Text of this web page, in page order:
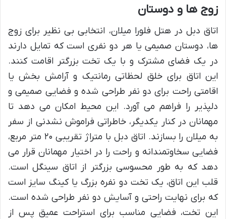
زوج ها و دوستان
اتاق دبل در هتل فلورا میلان، انتخابی بی نظیر برای زوج
ها، دوستان صمیمی یا هر دو نفری است که تمایل دارند
در یک فضای مشترک و با یک تخت بزرگتر اقامت کنند.
این اتاق برای خلق لحظاتی رمانتیک و آرامش بخش یا
اقامتی راحت برای دو نفر طراحی شده و فضایی صمیمی و
دلپذیر را فراهم می آورد. این محیط امکان می دهد تا
مهمانان در کنار یکدیگر، خاطراتی فراموش نشدنی از سفر
به میلان را بسازند. اتاق دبل با متراژ تقریبی ۲۰ متر مربع،
فضایی سخاوتمندانه و راحت را در اختیار مهمانان قرار می
دهد که به طور محسوسی بزرگتر از اتاق سینگل است.
قلب این اتاق، یک تخت دو نفره بزرگ یا کینگ سایز است
که برای نهایت راحتی و آسایش دو نفر طراحی شده است.
این تخت، فضایی مناسب برای استراحت عمیق پس از